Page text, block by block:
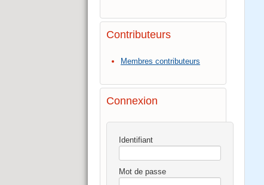
Contributeurs
Membres contributeurs
Connexion
Identifiant
Mot de passe